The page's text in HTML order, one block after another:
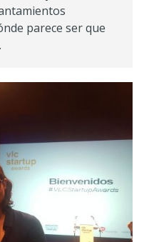
parece ser que